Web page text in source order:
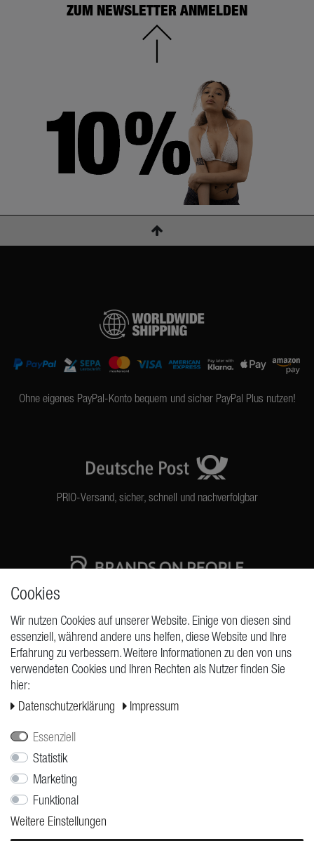
ZUM NEWSLETTER ANMELDEN
Ohne eigenes PayPal-Konto bequem und sicher PayPal Plus nutzen!
PRIO-Versand, sicher, schnell und nachverfolgbar
ANFRAGEN
Widerrufs­formular
Cookies
Wir nutzen Cookies auf unserer Website. Einige von diesen sind
essenziell, während andere uns helfen, diese Website und Ihre
Erfahrung zu verbessern. Weitere Informationen zu den von uns
verwendeten Cookies und Ihren Rechten als Nutzer finden Sie
hier:
Daten­schutz­erklärung
Impressum
Essenziell
Statistik
Marketing
Funktional
Weitere Einstellungen